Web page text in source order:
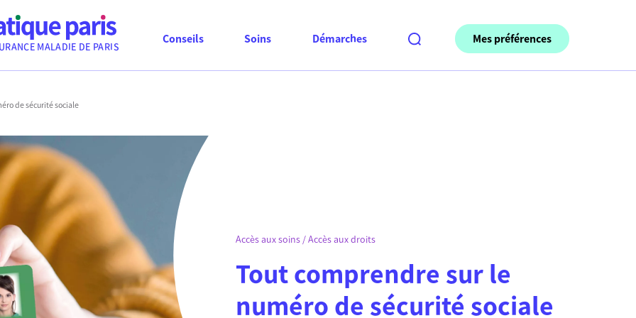
MALADIE DE PARIS
Conseils Soins Démarches Mes préférences
de sécurité sociale
Accès aux soins / Accès aux droits
Tout comprendre sur le
numéro de sécurité sociale